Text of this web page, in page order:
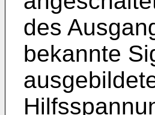
des
bekannte